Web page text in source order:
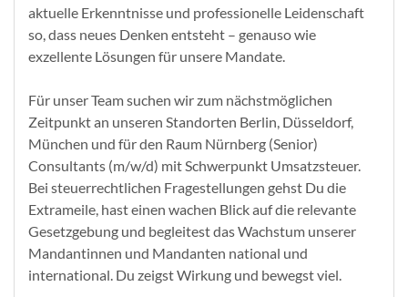
aktuelle Erkenntnisse und professionelle Leidenschaft
so, dass neues Denken entsteht – genauso wie
exzellente Lösungen für unsere Mandate.
Für unser Team suchen wir zum nächstmöglichen
Zeitpunkt an unseren Standorten Berlin, Düsseldorf,
München und für den Raum Nürnberg (Senior)
Consultants (m/w/d) mit Schwerpunkt Umsatzsteuer.
Bei steuerrechtlichen Fragestellungen gehst Du die
Extrameile, hast einen wachen Blick auf die relevante
Gesetzgebung und begleitest das Wachstum unserer
Mandantinnen und Mandanten national und
international. Du zeigst Wirkung und bewegst viel.